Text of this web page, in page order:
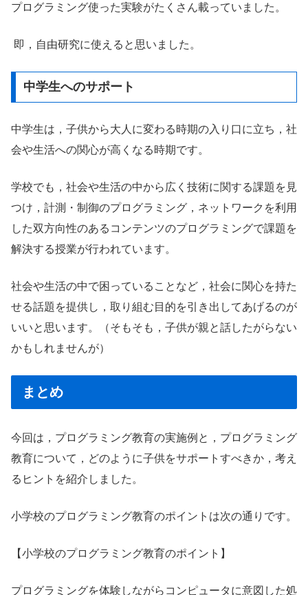
プログラミング使った実験がたくさん載っていました。
即，自由研究に使えると思いました。
中学生へのサポート
中学生は，子供から大人に変わる時期の入り口に立ち，社
会や生活への関心が高くなる時期です。
学校でも，社会や生活の中から広く技術に関する課題を見
つけ，計測・制御のプログラミング，ネットワークを利用
した双方向性のあるコンテンツのプログラミングで課題を
解決する授業が行われています。
社会や生活の中で困っていることなど，社会に関心を持た
せる話題を提供し，取り組む目的を引き出してあげるのが
いいと思います。（そもそも，子供が親と話したがらない
かもしれませんが）
まとめ
今回は，プログラミング教育の実施例と，プログラミング
教育について，どのように子供をサポートすべきか，考え
るヒントを紹介しました。
小学校のプログラミング教育のポイントは次の通りです。
【小学校のプログラミング教育のポイント】
プログラミングを体験しながらコンピュータに意図した処